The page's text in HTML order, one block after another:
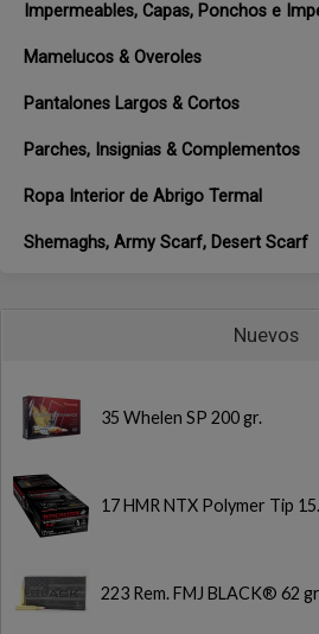
Impermeables, Capas, Ponchos e
Mamelucos & Overoles
Pantalones Largos & Cortos
Parches, Insignias & Complementos
Ropa Interior de Abrigo Termal
Shemaghs, Army Scarf, Desert Scarf
Nuevos
35 Whelen SP 200 gr.
17 HMR NTX Polymer Tip
223 Rem. FMJ BLACK® 62 gr